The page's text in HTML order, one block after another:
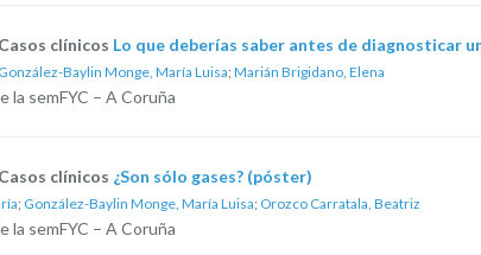
clínicos Lo que deberías saber antes de diagnosticar
González-Baylin Monge, María Luisa; Marián Brigidano, Elena
la semFYC – A Coruña
clínicos ¿Son sólo gases? (póster)
; González-Baylin Monge, María Luisa; Orozco Carratala, Beatriz
la semFYC – A Coruña